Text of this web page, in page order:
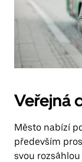
Veřejná
Město nabízí
především
svou